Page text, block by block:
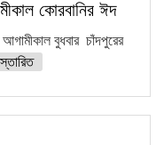
কোরবানির ঈদ
বুধবার চাঁদপুরের